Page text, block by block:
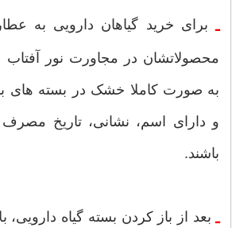
ـ برای خرید گیاهان دارویی به
محصولاتشان در مجاورت نور آفتاب
به صورت کاملا خشک در بسته های
و دارای اسم، نشانی، تاریخ
باشند.
ـبعد از باز کردن بسته گیاه دارویی،